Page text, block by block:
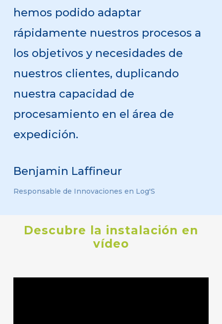
hemos podido adaptar
rápidamente nuestros procesos a
los objetivos y necesidades de
nuestros clientes, duplicando
nuestra capacidad de
procesamiento en el área de
expedición.
Benjamin Laffineur
Responsable de Innovaciones en Log'S
Descubre la instalación en
vídeo